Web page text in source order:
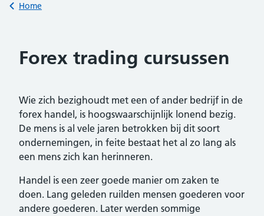
Back to
Home
Forex trading cursussen
Wie zich bezighoudt met een of ander bedrijf in de
forex handel, is hoogswaarschijnlijk lonend bezig.
De mens is al vele jaren betrokken bij dit soort
ondernemingen, in feite bestaat het al zo lang als
een mens zich kan herinneren.
Handel is een zeer goede manier om zaken te
doen. Lang geleden ruilden mensen goederen voor
andere goederen. Later werden sommige